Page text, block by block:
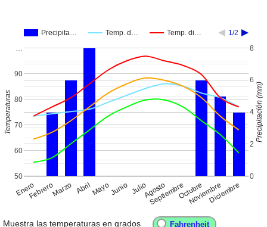
Precipita… Temp. d… Temp. di… 1/2
EneroFebreroMarzo AbrilMayoJunio JulioAgosto
SeptiembreOctubre
NoviembreDiciembre
50
60
70
80
90
0
2
4
6
8
Temperaturas Precipitación (mm)
Muestra las temperaturas en grados